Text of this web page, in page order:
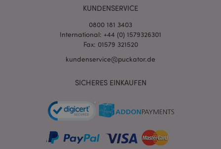
KUNDENSERVICE
0800 181 3403
International: +44 (0) 1579326301
Fax: 01579 321520
kundenservice@puckator.de
SICHERES EINKAUFEN
recently_compared_product_previous
Adobe Inc.